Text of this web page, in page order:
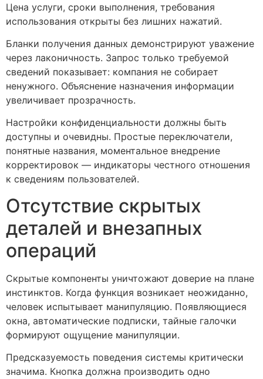
Цена услуги, сроки выполнения, требования
использования открыты без лишних нажатий.
Бланки получения данных демонстрируют уважение
через лаконичность. Запрос только требуемой
сведений показывает: компания не собирает
ненужного. Объяснение назначения информации
увеличивает прозрачность.
Настройки конфиденциальности должны быть
доступны и очевидны. Простые переключатели,
понятные названия, моментальное внедрение
корректировок — индикаторы честного отношения
к сведениям пользователей.
Отсутствие скрытых
деталей и внезапных
операций
Скрытые компоненты уничтожают доверие на плане
инстинктов. Когда функция возникает неожиданно,
человек испытывает манипуляцию. Появляющиеся
окна, автоматические подписки, тайные галочки
формируют ощущение манипуляции.
Предсказуемость поведения системы критически
значима. Кнопка должна производить одно